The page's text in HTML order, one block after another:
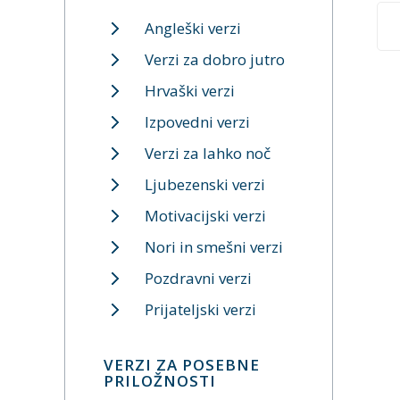
Angleški verzi
Verzi za dobro jutro
Hrvaški verzi
Izpovedni verzi
Verzi za lahko noč
Ljubezenski verzi
Motivacijski verzi
Nori in smešni verzi
Pozdravni verzi
Prijateljski verzi
VERZI ZA POSEBNE
PRILOŽNOSTI